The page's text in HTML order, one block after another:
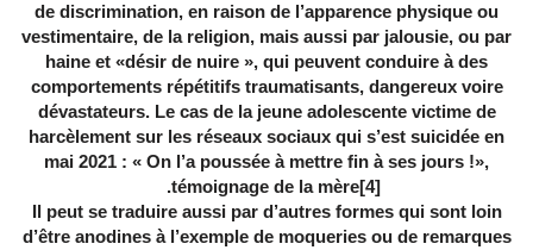
de discrimination, en raison de l’apparence physique ou
vestimentaire, de la religion, mais aussi par jalousie, ou par
haine et «désir de nuire », qui peuvent conduire à des
comportements répétitifs traumatisants, dangereux voire
dévastateurs. Le cas de la jeune adolescente victime de
harcèlement sur les réseaux sociaux qui s’est suicidée en
mai 2021 : « On l’a poussée à mettre fin à ses jours !»,
témoignage de la mère[4]
.
Il peut se traduire aussi par d’autres formes qui sont loin
d’être anodines à l’exemple de moqueries ou de remarques